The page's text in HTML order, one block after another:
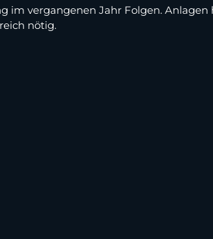
im vergangenen Jahr Folgen.
nötig.